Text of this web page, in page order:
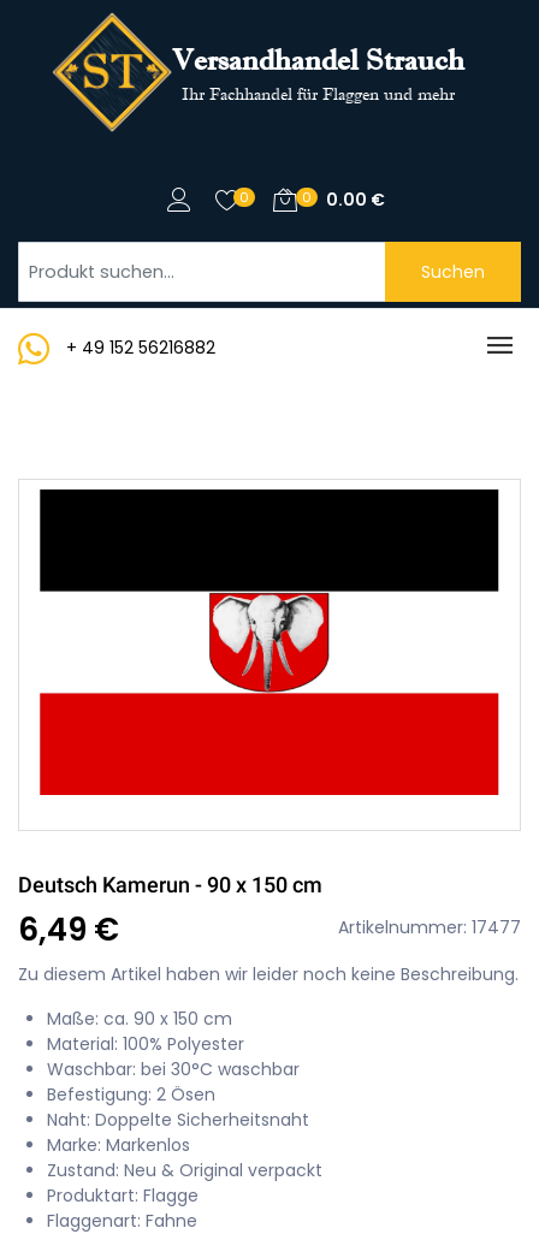
Versandhandel Strauch
Ihr Fachhandel für Flaggen und mehr
0 0 0.00 €
Suchen
+ 49 152 56216882
Deutsch Kamerun - 90 x 150 cm
6,49 €
Artikelnummer: 17477
Zu diesem Artikel haben wir leider noch keine Beschreibung.
Maße: ca. 90 x 150 cm
Material: 100% Polyester
Waschbar: bei 30°C waschbar
Befestigung: 2 Ösen
Naht: Doppelte Sicherheitsnaht
Marke: Markenlos
Zustand: Neu & Original verpackt
Produktart: Flagge
Flaggenart: Fahne